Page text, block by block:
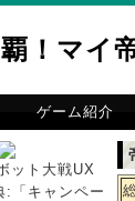
！マイ
ゲーム紹介
ット大戦UX
:「キャンペー